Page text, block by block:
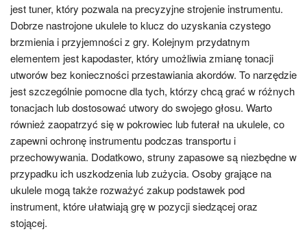
jest tuner, który pozwala na precyzyjne strojenie instrumentu.
Dobrze nastrojone ukulele to klucz do uzyskania czystego
brzmienia i przyjemności z gry. Kolejnym przydatnym
elementem jest kapodaster, który umożliwia zmianę tonacji
utworów bez konieczności przestawiania akordów. To narzędzie
jest szczególnie pomocne dla tych, którzy chcą grać w różnych
tonacjach lub dostosować utwory do swojego głosu. Warto
również zaopatrzyć się w pokrowiec lub futerał na ukulele, co
zapewni ochronę instrumentu podczas transportu i
przechowywania. Dodatkowo, struny zapasowe są niezbędne w
przypadku ich uszkodzenia lub zużycia. Osoby grające na
ukulele mogą także rozważyć zakup podstawek pod
instrument, które ułatwiają grę w pozycji siedzącej oraz
stojącej.